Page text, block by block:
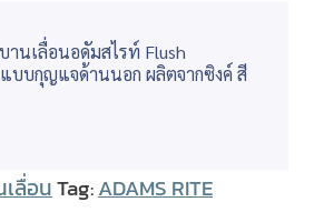
นเลื่อนอดัมสไรท์ Flush
บบกุญแจด้านนอก ผลิตจากซิงค์ สี
ลื่อนTag:ADAMS RITE